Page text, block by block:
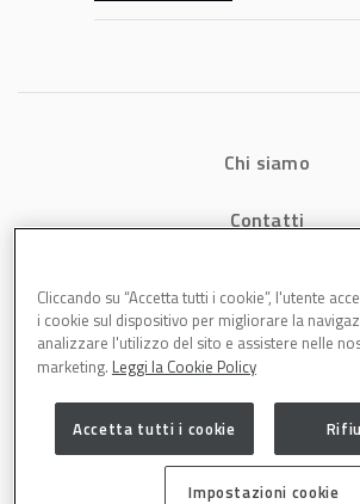
diventa
Chi siamo
Contatti
Cookies
Cliccando su “Accetta tutti i cookie”, l'utente
i cookie sul dispositivo per migliorare la
analizzare l'utilizzo del sito e assistere nelle
marketing. Leggi la Cookie Policy
Accetta tutti i cookie
Impostazioni cookie